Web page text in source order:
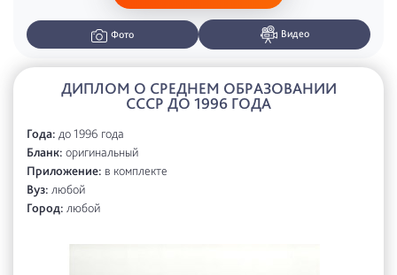
Фото Видео
ДИПЛОМ О СРЕДНЕМ ОБРАЗОВАНИИ
СССР ДО 1996 ГОДА
Года: до 1996 года
Бланк: оригинальный
Приложение: в комплекте
Вуз: любой
Город: любой